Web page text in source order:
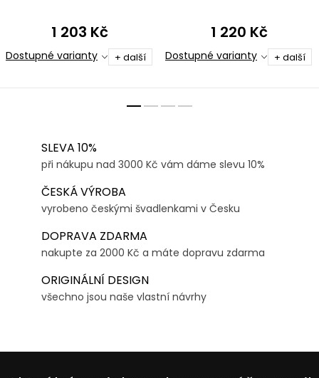
1 203 Kč
Dostupné varianty + další
1 220 Kč
Dostupné varianty + další
SLEVA 10%
při nákupu nad 3000 Kč vám dáme slevu 10%
ČESKÁ VÝROBA
vyrobeno českými švadlenkami v Česku
DOPRAVA ZDARMA
nakupte za 2000 Kč a máte dopravu zdarma
ORIGINÁLNÍ DESIGN
všechno jsou naše vlastní návrhy